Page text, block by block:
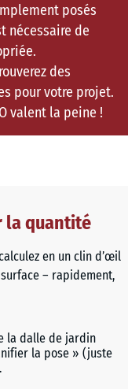
posés
nécessaire de
des
pour votre projet.
valent la peine !
la quantité
en un clin d’œil
– rapidement,
la dalle de jardin
la pose » (juste